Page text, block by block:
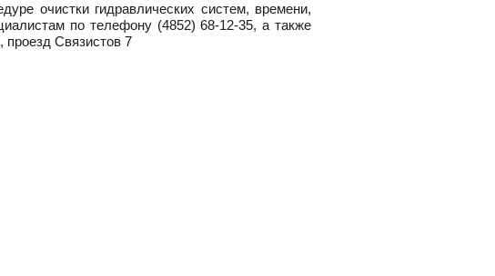
очистки гидравлических систем, времени,
по телефону (4852) 68-12-35, а также
проезд Связистов 7